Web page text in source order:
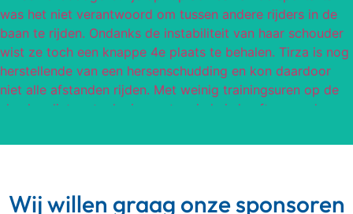
Wij willen graag onze sponsoren